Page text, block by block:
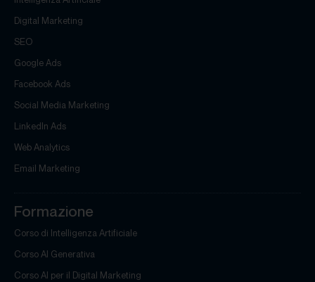
Digital Marketing
SEO
Google Ads
Facebook Ads
Social Media Marketing
LinkedIn Ads
Web Analytics
Email Marketing
Formazione
Corso di Intelligenza Artificiale
Corso AI Generativa
Corso AI per il Digital Marketing